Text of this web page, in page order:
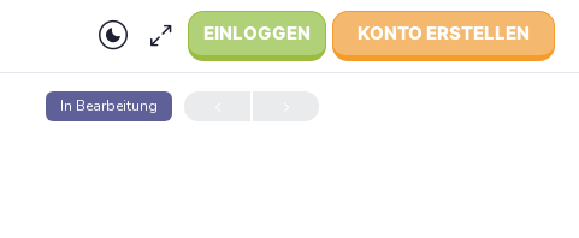
EINLOGGEN KONTO ERSTELLEN
In Bear­bei­tung